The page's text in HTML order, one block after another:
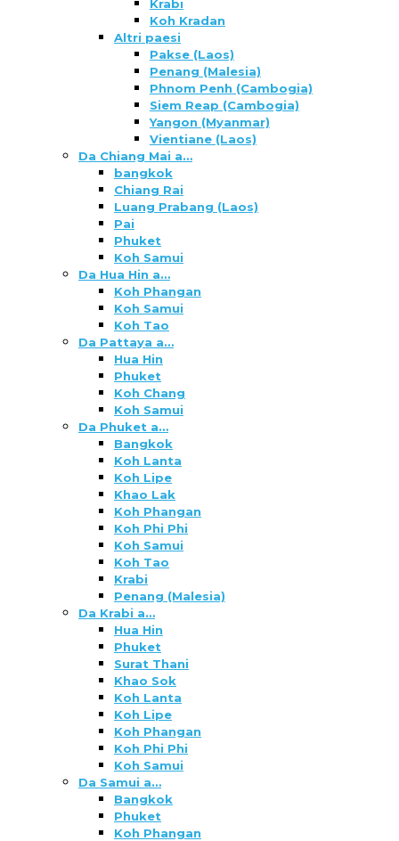
Krabi
Koh Kradan
Altri paesi
Pakse (Laos)
Penang (Malesia)
Phnom Penh (Cambogia)
Siem Reap (Cambogia)
Yangon (Myanmar)
Vientiane (Laos)
Da Chiang Mai a…
bangkok
Chiang Rai
Luang Prabang (Laos)
Pai
Phuket
Koh Samui
Da Hua Hin a…
Koh Phangan
Koh Samui
Koh Tao
Da Pattaya a…
Hua Hin
Phuket
Koh Chang
Koh Samui
Da Phuket a…
Bangkok
Koh Lanta
Koh Lipe
Khao Lak
Koh Phangan
Koh Phi Phi
Koh Samui
Koh Tao
Krabi
Penang (Malesia)
Da Krabi a…
Hua Hin
Phuket
Surat Thani
Khao Sok
Koh Lanta
Koh Lipe
Koh Phangan
Koh Phi Phi
Koh Samui
Da Samui a…
Bangkok
Phuket
Koh Phangan